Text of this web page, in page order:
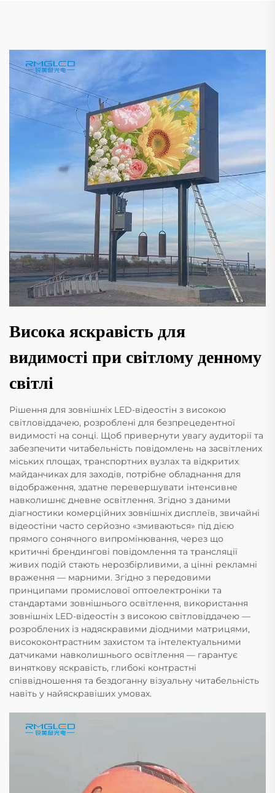
Висока яскравість для
видимості при світлому денному
світлі
Рішення для зовнішніх LED-відеостін з високою
світловіддачею, розроблені для безпрецедентної
видимості на сонці. Щоб привернути увагу аудиторії та
забезпечити читабельність повідомлень на засвітлених
міських площах, транспортних вузлах та відкритих
майданчиках для заходів, потрібне обладнання для
відображення, здатне перевершувати інтенсивне
навколишнє дневне освітлення. Згідно з даними
діагностики комерційних зовнішніх дисплеїв, звичайні
відеостіни часто серйозно «змиваються» під дією
прямого сонячного випромінювання, через що
критичні брендингові повідомлення та трансляції
живих подій стають нерозбірливими, а цінні рекламні
враження — марними. Згідно з передовими
принципами промислової оптоелектроніки та
стандартами зовнішнього освітлення, використання
зовнішніх LED-відеостін з високою світловіддачею —
розроблених із надяскравими діодними матрицями,
висококонтрастним захистом та інтелектуальними
датчиками навколишнього освітлення — гарантує
виняткову яскравість, глибокі контрастні
співвідношення та бездоганну візуальну читабельність
навіть у найяскравіших умовах.